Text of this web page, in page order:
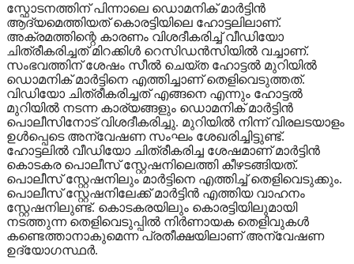
സ്ഫോടനത്തിന് പിന്നാലെ ഡൊമനിക് മാർട്ടിൻ
ആദ്യമെത്തിയത് കൊരട്ടിയിലെ ഹോട്ടലിലാണ്.
അക്രമത്തിന്റെ കാരണം വിശദീകരിച്ച് വീഡിയോ
ചിത്രീകരിച്ചത് മിറക്കിൾ റെസിഡൻസിയിൽ വച്ചാണ്.
സംഭവത്തിന് ശേഷം സീൽ ചെയ്ത ഹോട്ടൽ മുറിയിൽ
ഡൊമനിക് മാർട്ടിനെ എത്തിച്ചാണ് തെളിവെടുത്തത്.
വിഡിയോ ചിത്രീകരിച്ചത് എങ്ങനെ എന്നും ഹോട്ടൽ
മുറിയിൽ നടന്ന കാര്യങ്ങളും ഡൊമനിക് മാർട്ടിൻ
പൊലീസിനോട് വിശദീകരിച്ചു. മുറിയിൽ നിന്ന് വിരലടയാളം
ഉൾപ്പെടെ അന്വേഷണ സംഘം ശേഖരിച്ചിട്ടുണ്ട്.
ഹോട്ടലിൽ വീഡിയോ ചിത്രീകരിച്ച ശേഷമാണ് മാർട്ടിൻ
കൊടകര പൊലീസ് സ്റ്റേഷനിലെത്തി കീഴടങ്ങിയത്.
പൊലീസ് സ്റ്റേഷനിലും മാർട്ടിനെ എത്തിച്ച് തെളിവെടുക്കും.
പൊലീസ് സ്റ്റേഷനിലേക്ക് മാർട്ടിൻ എത്തിയ വാഹനം
സ്റ്റേഷനിലുണ്ട്. കൊടകരയിലും കൊരട്ടിയിലുമായി
നടത്തുന്ന തെളിവെടുപ്പിൽ നി‍ർണായക തെളിവുകൾ
കണ്ടെത്താനാകുമെന്ന പ്രതീക്ഷയിലാണ് അന്വേഷണ
ഉദ്യോ​ഗസ്ഥർ.